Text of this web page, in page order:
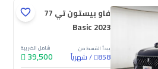
فاو بيستون تي 77
Basic 2023
يبدأ القسط من
858
/شهرياً
شامل الضريبة
39,500